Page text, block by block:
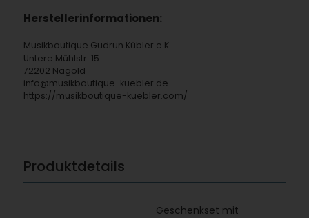
Herstellerinformationen:
Musikboutique Gudrun Kübler e.K.
Untere Mühlstr. 15
72202 Nagold
info@musikboutique-kuebler.de
https://musikboutique-kuebler.com/
Produktdetails
Geschenkset mit